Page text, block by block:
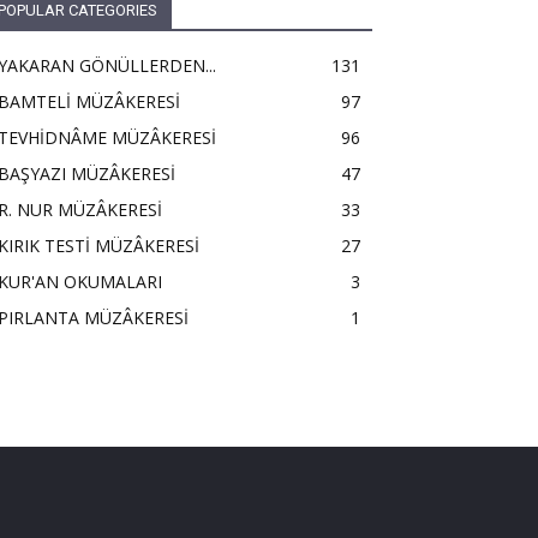
CATEGORIES
GÖNÜLLERDEN...
131
BAMTELİ MÜZÂKERESİ
97
TEVHİDNÂME MÜZÂKERESİ
96
BAŞYAZI MÜZÂKERESİ
47
R. NUR MÜZÂKERESİ
33
KIRIK TESTİ MÜZÂKERESİ
27
KUR'AN OKUMALARI
3
PIRLANTA MÜZÂKERESİ
1